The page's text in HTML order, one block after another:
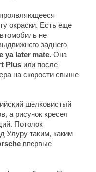
проявляющееся
окраски. Есть еще
не
заднего
ya later mate. Она
Plus или после
на скорости свыше
шелковистый
а рисунок кресел
Потолок
Улуру таким, каким
впервые